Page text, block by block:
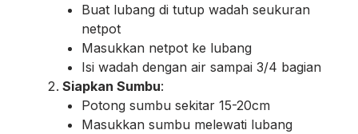
Buat lubang di tutup wadah seukuran
netpot
Masukkan netpot ke lubang
Isi wadah dengan air sampai 3/4 bagian
Siapkan Sumbu:
Potong sumbu sekitar 15-20cm
Masukkan sumbu melewati lubang